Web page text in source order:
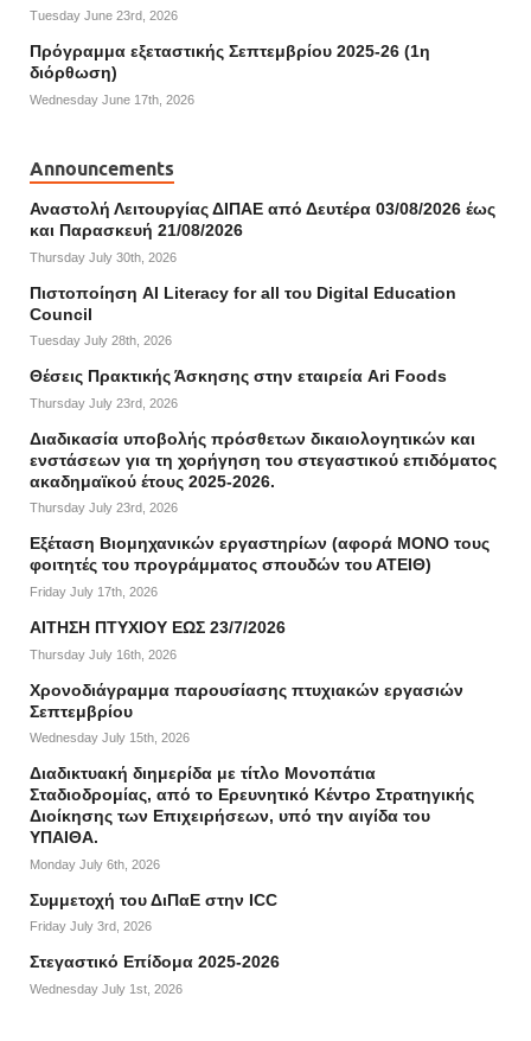
Tuesday June 23rd, 2026
Πρόγραμμα εξεταστικής Σεπτεμβρίου 2025-26 (1η
διόρθωση)
Wednesday June 17th, 2026
Announcements
Αναστολή Λειτουργίας ΔΙΠΑΕ από Δευτέρα 03/08/2026 έως
και Παρασκευή 21/08/2026
Thursday July 30th, 2026
Πιστοποίηση AI Literacy for all του Digital Education
Council
Tuesday July 28th, 2026
Θέσεις Πρακτικής Άσκησης στην εταιρεία Ari Foods
Thursday July 23rd, 2026
Διαδικασία υποβολής πρόσθετων δικαιολογητικών και
ενστάσεων για τη χορήγηση του στεγαστικού επιδόματος
ακαδημαϊκού έτους 2025-2026.
Thursday July 23rd, 2026
Εξέταση Βιομηχανικών εργαστηρίων (αφορά ΜΟΝΟ τους
φοιτητές του προγράμματος σπουδών του ΑΤΕΙΘ)
Friday July 17th, 2026
ΑΙΤΗΣΗ ΠΤΥΧΙΟΥ ΕΩΣ 23/7/2026
Thursday July 16th, 2026
Χρονοδιάγραμμα παρουσίασης πτυχιακών εργασιών
Σεπτεμβρίου
Wednesday July 15th, 2026
Διαδικτυακή διημερίδα με τίτλο Μονοπάτια
Σταδιοδρομίας, από το Ερευνητικό Κέντρο Στρατηγικής
Διοίκησης των Επιχειρήσεων, υπό την αιγίδα του
ΥΠΑΙΘΑ.
Monday July 6th, 2026
Συμμετοχή του ΔιΠαΕ στην ICC
Friday July 3rd, 2026
Στεγαστικό Επίδομα 2025-2026
Wednesday July 1st, 2026